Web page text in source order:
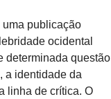
uma publicação
ocidental
determinada questão
a identidade da
linha de crítica. O